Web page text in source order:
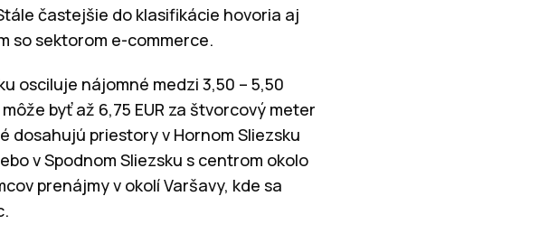
častejšie do klasifikácie hovoria aj
so sektorom e-commerce.
osciluje nájomné medzi 3,50 – 5,50
byť až 6,75 EUR za štvorcový meter
dosahujú priestory v Hornom Sliezsku
v Spodnom Sliezsku s centrom okolo
prenájmy v okolí Varšavy, kde sa